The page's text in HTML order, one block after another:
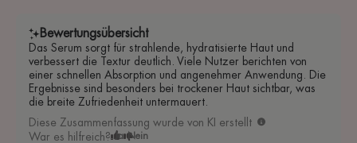
Bewertungsübersicht
Das Serum sorgt für strahlende, hydratisierte Haut und
verbessert die Textur deutlich. Viele Nutzer berichten von
einer schnellen Absorption und angenehmer Anwendung. Die
Ergebnisse sind besonders bei trockener Haut sichtbar, was
die breite Zufriedenheit untermauert.
Diese Zusammenfassung wurde von KI erstellt
War es hilfreich? Ja Nein